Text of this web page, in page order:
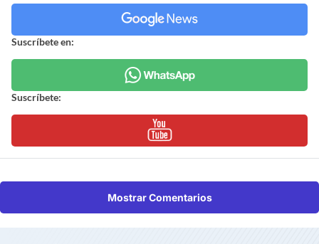
Suscríbete en:
Suscríbete:
Mostrar Comentarios